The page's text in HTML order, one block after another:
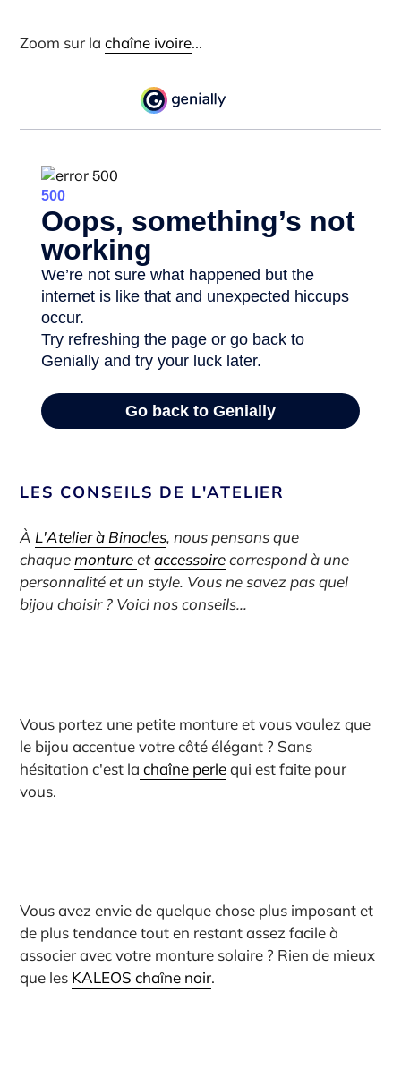
Zoom sur la chaîne ivoire...
LES CONSEILS DE L'ATELIER
À L'Atelier à Binocles, nous pensons que
chaquemontureetaccessoirecorrespond à une
personnalité et un style. Vous ne savez pas quel
bijou choisir ? Voici nos conseils...
Vous portez une petite monture et vous voulez que
le bijou accentue votre côté élégant ? Sans
hésitation c'est la chaîne perlequi est faite pour
vous.
Vous avez envie de quelque chose plus imposant et
de plus tendance tout en restant assez facile à
associer avec votre monture solaire ? Rien de mieux
que les KALEOS chaîne noir.